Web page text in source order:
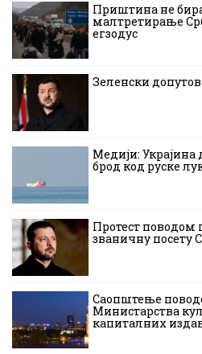
Приштина не
малтретирање
егзодус
Зеленски
Медији:
брод код руске
Протест поводом
званичну посету
Саопштење
Министарства
капиталних